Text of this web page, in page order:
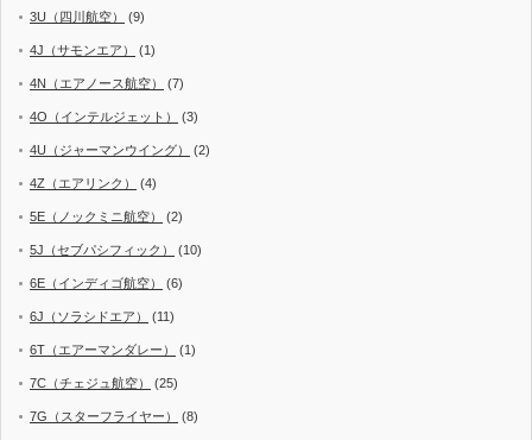
3U（四川航空） (9)
4J（サモンエア） (1)
4N（エアノース航空） (7)
4O（インテルジェット） (3)
4U（ジャーマンウイング） (2)
4Z（エアリンク） (4)
5E（ノックミニ航空） (2)
5J（セブパシフィック） (10)
6E（インディゴ航空） (6)
6J（ソラシドエア） (11)
6T（エアーマンダレー） (1)
7C（チェジュ航空） (25)
7G（スターフライヤー） (8)